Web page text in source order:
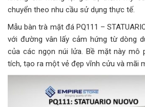
chuyển theo nhu cầu sử dụng thực tế.
Mẫu bàn trà mặt đá PQ111 –
với đường vân lấy cảm hứng từ dòng
của các ngọn núi lửa. Bề mặt này mô
tích, tạo ra một vẻ đẹp vĩnh cửu và mãi